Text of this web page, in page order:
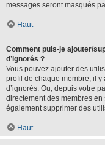
messages seront masqués
Haut
Comment puis-je ajouter/
d’ignorés ?
Vous pouvez ajouter des
profil de chaque membre, il y
d’ignorés. Ou, depuis votre
directement des membres en
également supprimer des
Haut